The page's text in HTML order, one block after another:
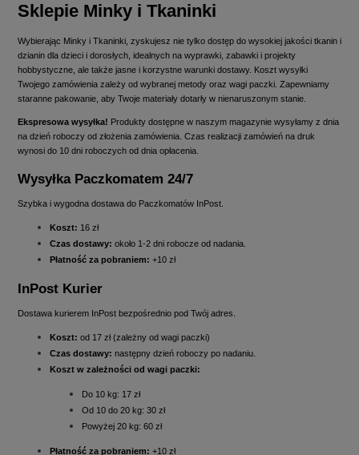
Sklepie Minky i Tkaninki
Wybierając Minky i Tkaninki, zyskujesz nie tylko dostęp do wysokiej jakości tkanin i
dzianin dla dzieci i dorosłych, idealnych na wyprawki, zabawki i projekty
hobbystyczne, ale także jasne i korzystne warunki dostawy. Koszt wysyłki
Twojego zamówienia zależy od wybranej metody oraz wagi paczki. Zapewniamy
staranne pakowanie, aby Twoje materiały dotarły w nienaruszonym stanie.
Ekspresowa wysyłka! Produkty dostępne w naszym magazynie wysyłamy z dnia
na dzień roboczy od złożenia zamówienia. Czas realizacji zamówień na druk
wynosi do 10 dni roboczych od dnia opłacenia.
Wysyłka Paczkomatem 24/7
Szybka i wygodna dostawa do Paczkomatów InPost.
Koszt: 16 zł
Czas dostawy: około 1-2 dni robocze od nadania.
Płatność za pobraniem: +10 zł
InPost Kurier
Dostawa kurierem InPost bezpośrednio pod Twój adres.
Koszt: od 17 zł (zależny od wagi paczki)
Czas dostawy: następny dzień roboczy po nadaniu.
Koszt w zależności od wagi paczki:
Do 10 kg: 17 zł
Od 10 do 20 kg: 30 zł
Powyżej 20 kg: 60 zł
Płatność za pobraniem: +10 zł